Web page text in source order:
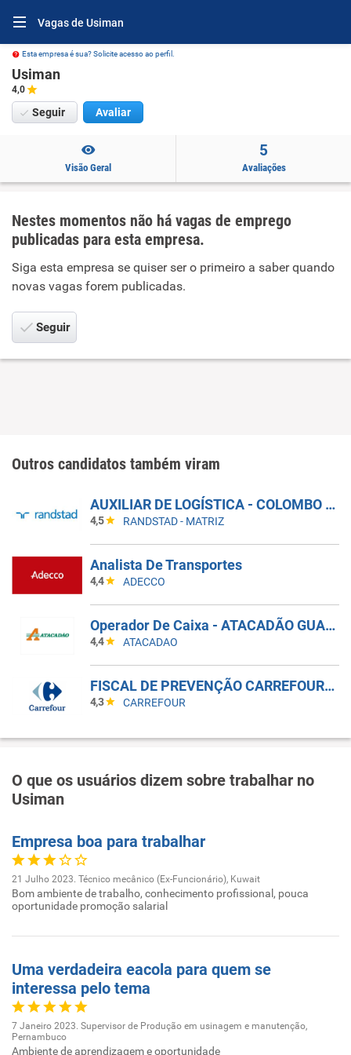
Vagas de Usiman
Esta empresa é sua? Solicite acesso ao perfil.
Usiman
4,0
Seguir Avaliar
Visão Geral
5
Avaliações
Nestes momentos não há vagas de emprego
publicadas para esta empresa.
Siga esta empresa se quiser ser o primeiro a saber quando
novas vagas forem publicadas.
Seguir
Outros candidatos também viram
AUXILIAR DE LOGÍSTICA - COLOMBO - PR
4,5 RANDSTAD - MATRIZ
Analista De Transportes
4,4 ADECCO
Operador De Caixa - ATACADÃO GUARULHOS BONSUCESSO
4,4 ATACADAO
FISCAL DE PREVENÇÃO CARREFOUR SHOPPING PAMPLONA
4,3 CARREFOUR
O que os usuários dizem sobre trabalhar no
Usiman
Empresa boa para trabalhar
21 Julho 2023. Técnico mecânico (Ex-Funcionário), Kuwait
Bom ambiente de trabalho, conhecimento profissional, pouca
oportunidade promoção salarial
Uma verdadeira eacola para quem se
interessa pelo tema
7 Janeiro 2023. Supervisor de Produção em usinagem e manutenção,
Pernambuco
Ambiente de aprendizagem e oportunidade